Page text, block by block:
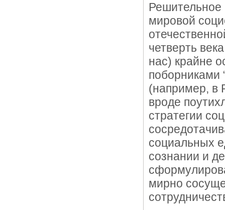
Решительное
мировой
четверть
нас) крайне
поборниками
(например, в
вроде
стратегии
социальных
сознании и
мирно